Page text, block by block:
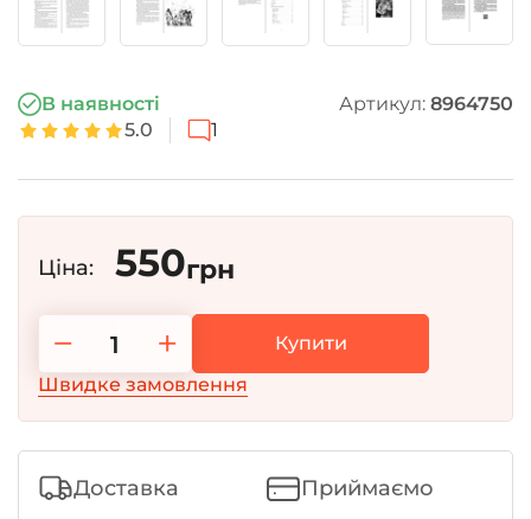
В наявності
5.0
1
Артикул: 8964750
Ціна: 550грн
− +
Купити
Швидке замовлення
Доставка Приймаємо